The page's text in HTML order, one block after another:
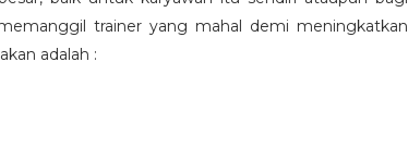
trainer yang mahal demi meningkatkan
adalah :